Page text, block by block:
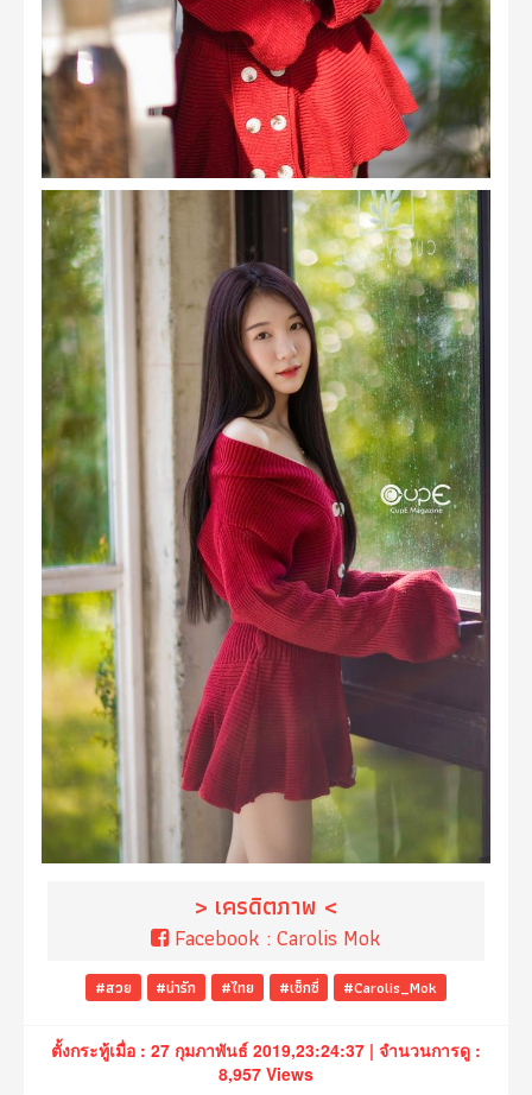
> เครดิตภาพ <
Facebook :Carolis Mok
#สวย #น่ารัก #ไทย #เซ็กซี่ #Carolis_Mok
ตั้งกระทู้เมื่อ : 27 กุมภาพันธ์ 2019,23:24:37 | จำนวนการดู :
8,957 Views